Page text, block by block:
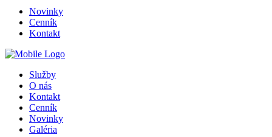
Novinky
Cenník
Kontakt
Služby
O nás
Kontakt
Cenník
Novinky
Galéria